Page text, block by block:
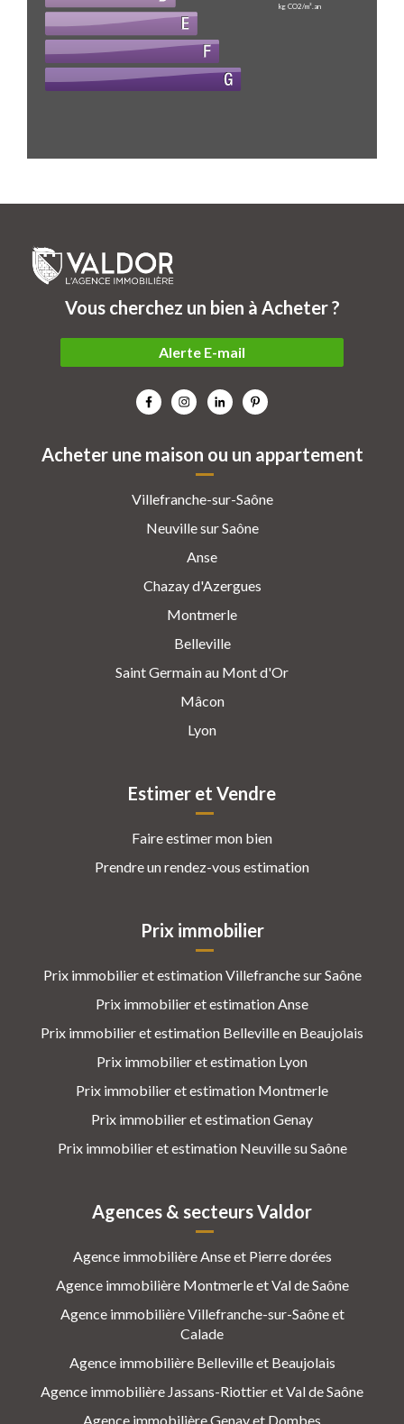
kg CO2/m².an
Acheter une maison ou un appartement
Villefranche-sur-Saône
Neuville sur Saône
Anse
Chazay d'Azergues
Montmerle
Belleville
Saint Germain au Mont d'Or
Mâcon
Lyon
Estimer et Vendre
Faire estimer mon bien
Prendre un rendez-vous estimation
Prix immobilier
Prix immobilier et estimation Villefranche sur Saône
Prix immobilier et estimation Anse
Prix immobilier et estimation Belleville en Beaujolais
Prix immobilier et estimation Lyon
Prix immobilier et estimation Montmerle
Prix immobilier et estimation Genay
Prix immobilier et estimation Neuville su Saône
Agences & secteurs Valdor
Agence immobilière Anse et Pierre dorées
Agence immobilière Montmerle et Val de Saône
Agence immobilière Villefranche-sur-Saône et
Calade
Agence immobilière Belleville et Beaujolais
Agence immobilière Jassans-Riottier et Val de Saône
Agence immobilière Genay et Dombes
Vous cherchez un bien à Acheter ?
Alerte E-mail